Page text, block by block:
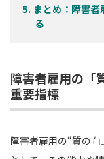
まとめ：障害
る
障害者雇用の「
重要指標
障害者雇用の“質の